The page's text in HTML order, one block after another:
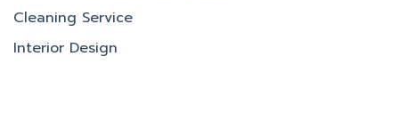
Cleaning Service
Interior Design